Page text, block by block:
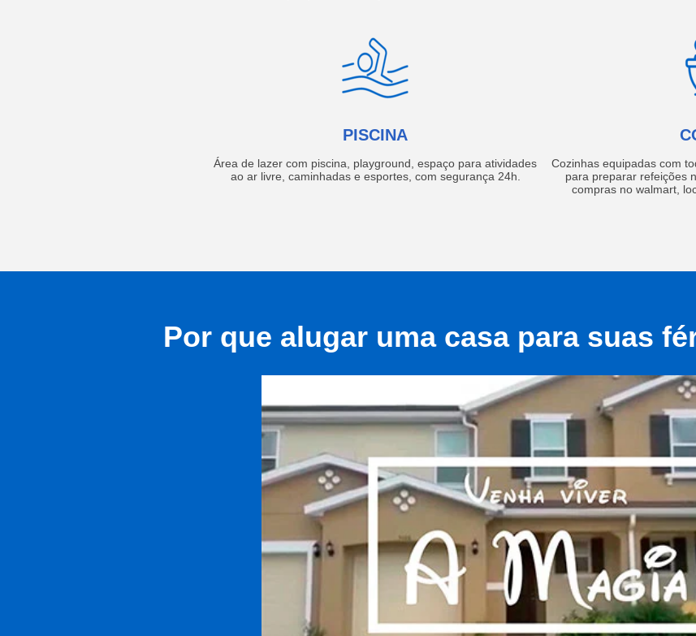
PISCINA
Área de lazer com piscina, playground, espaço para atividades
ao ar livre, caminhadas e esportes, com segurança 24h.
Cozinhas equipadas com
para preparar refeições
compras no walmart,
Por que alugar uma casa para suas